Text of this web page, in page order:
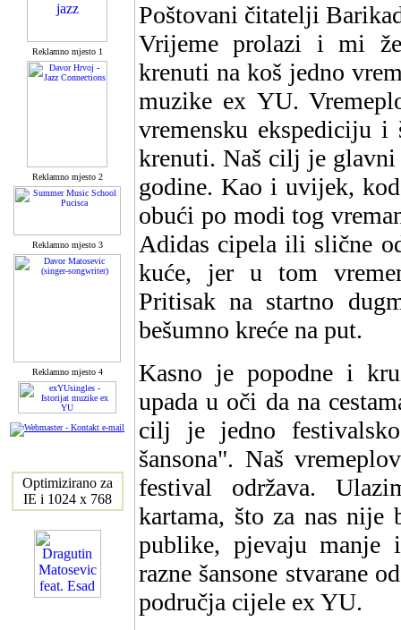
Reklamno mjesto 1
Reklamno mjesto 2
Reklamno mjesto 3
Reklamno mjesto 4
Optimizirano za
IE i 1024 x 768
Poštovani čitatelji
Vrijeme prolazi i mi
krenuti na koš jedno
muzike ex YU.
vremensku ekspediciju i
krenuti. Naš cilj je glavni
godine. Kao i uvijek,
obući po modi tog
Adidas cipela ili slične
kuće, jer u tom
Pritisak na startno
bešumno kreće na put.
Kasno je popodne i
upada u oči da na
cilj je jedno
šansona". Naš
festival održava.
kartama, što za nas nije
publike, pjevaju manje
razne šansone stvarane
područja cijele ex YU.